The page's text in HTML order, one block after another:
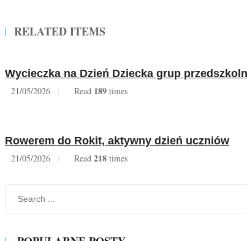
RELATED ITEMS
Wycieczka na Dzień Dziecka grup
21/05/2026 Read 189 times
Rowerem do Rokit, aktywny dzień uczniów
21/05/2026 Read 218 times